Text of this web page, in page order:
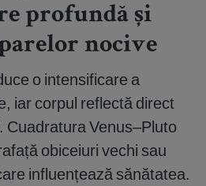
profundă și
nocive
o intensificare a
iar corpul reflectă direct
Venus–Pluto
obiceiuri vechi sau
influențează sănătatea.